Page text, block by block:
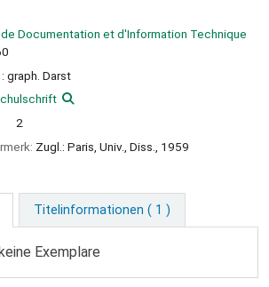
Documentation et d'Information Technique
graph. Darst
2
Zugl.: Paris, Univ., Diss., 1959
Titelinformationen ( 1 )
Exemplare